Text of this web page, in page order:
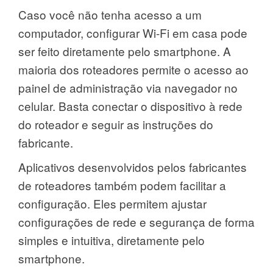
Caso você não tenha acesso a um
computador, configurar Wi-Fi em casa pode
ser feito diretamente pelo smartphone. A
maioria dos roteadores permite o acesso ao
painel de administração via navegador no
celular. Basta conectar o dispositivo à rede
do roteador e seguir as instruções do
fabricante.
Aplicativos desenvolvidos pelos fabricantes
de roteadores também podem facilitar a
configuração. Eles permitem ajustar
configurações de rede e segurança de forma
simples e intuitiva, diretamente pelo
smartphone.